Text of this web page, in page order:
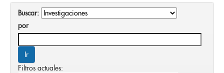
Buscar:
por
Filtros actuales: